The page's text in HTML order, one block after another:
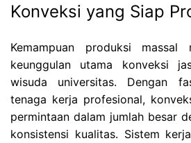
Konveksi yang Siap
Kemampuan produksi massal
keunggulan utama konveksi
wisuda universitas. Dengan
tenaga kerja profesional,
permintaan dalam jumlah besar
konsistensi kualitas. Sistem